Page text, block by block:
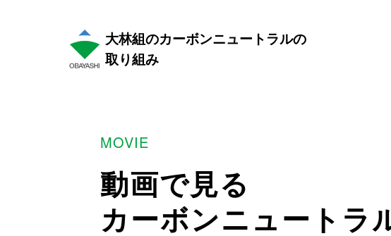
大林組のカーボンニュートラルの
取り組み
カーボンニュートラルとは
REASON
大林組がカーボンニュートラ
MOVIE
動画で見る
カーボンニュートラ